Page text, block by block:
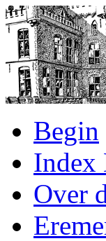
Begin
Index
Over